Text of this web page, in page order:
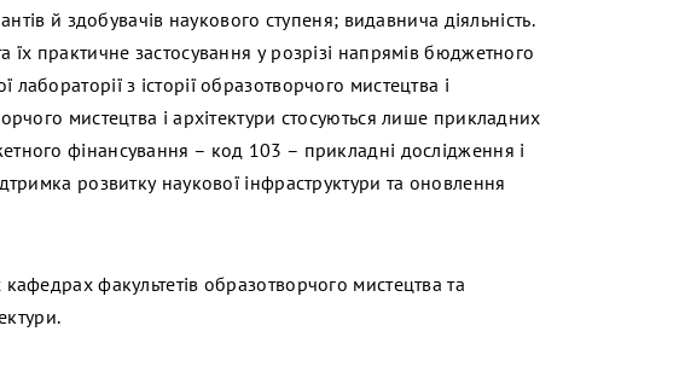
й здобувачів наукового ступеня; видавнича діяльність.
практичне застосування у розрізі напрямів бюджетного
з історії образотворчого мистецтва і
мистецтва і архітектури стосуються лише прикладних
фінансування – код 103 – прикладні дослідження і
розвитку наукової інфраструктури та оновлення
факультетів образотворчого мистецтва та